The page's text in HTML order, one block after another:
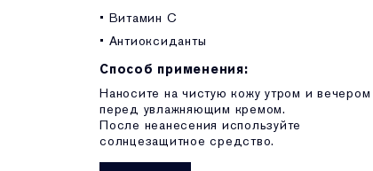
• Витамин C
• Антиоксиданты
Способ применения:
Наносите на чистую кожу утром и вечером
перед увлажняющим кремом.
После неанесения используйте
солнцезащитное средство.